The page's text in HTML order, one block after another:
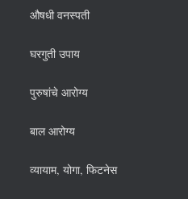
औषधी वनस्पती
घरगुती उपाय
पुरुषांचे आरोग्य
बाल आरोग्य
व्यायाम, योगा, फिटनेस